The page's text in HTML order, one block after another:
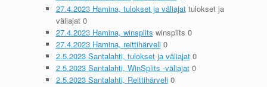
27.4.2023 Hamina, tulokset ja väliajattulokset ja
väliajat 0
27.4.2023 Hamina, winsplits winsplits 0
27.4.2023 Hamina, reittihärveli0
2.5.2023 Santalahti, tulokset ja väliajat0
2.5.2023 Santalahti, WinSplits -väliajat0
2.5.2023 Santalahti, Reittihärveli0